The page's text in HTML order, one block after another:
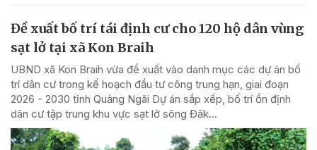
Đề xuất bố trí tái định cư cho 120 hộ dân vùng
sạt lở tại xã Kon Braih
UBND xã Kon Braih vừa đề xuất vào danh mục các dự án bố
trí dân cư trong kế hoạch đầu tư công trung hạn, giai đoạn
2026 - 2030 tỉnh Quảng Ngãi Dự án sắp xếp, bố trí ổn định
dân cư tập trung khu vực sạt lở sông Đăk...